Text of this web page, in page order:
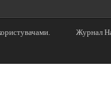
Журнал